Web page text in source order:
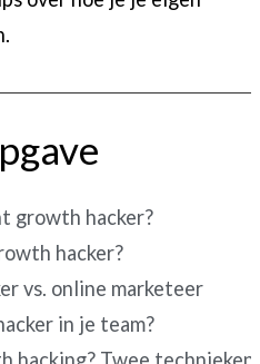
growth hacker?
hacker?
vs. online marketeer
in je team?